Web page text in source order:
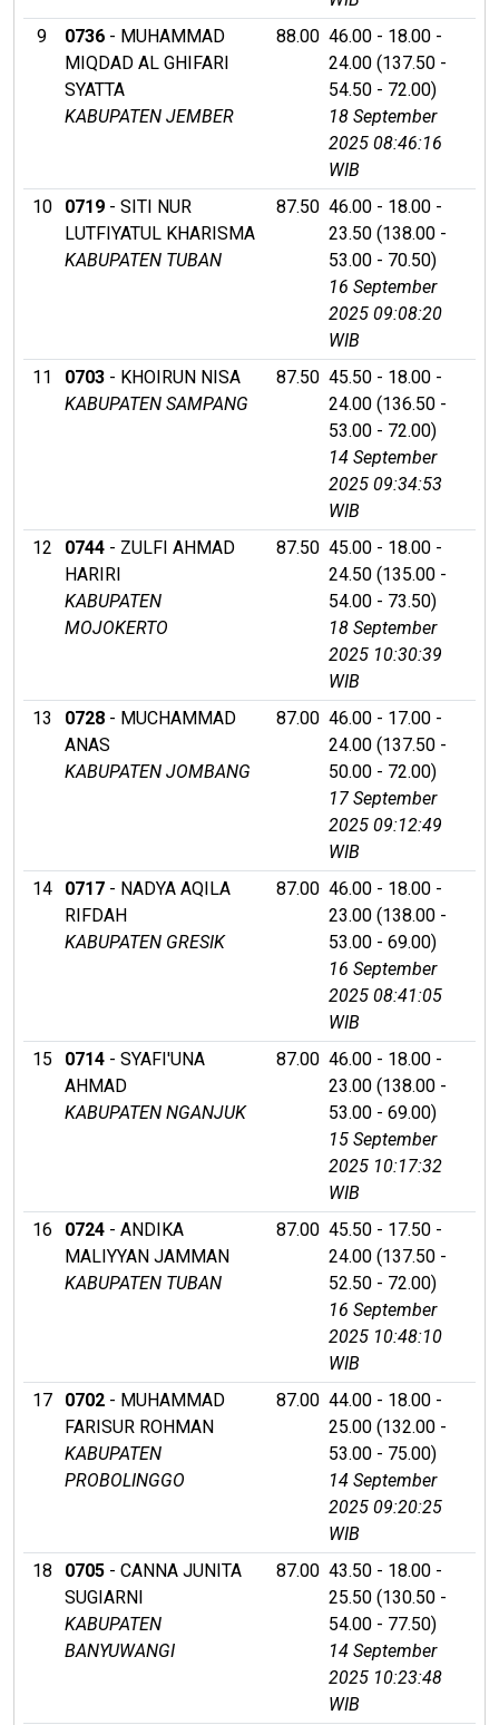
9
0736 - MUHAMMAD
MIQDAD AL GHIFARI
SYATTA
KABUPATEN JEMBER
88.00 46.00 - 18.00 -
24.00 (137.50 -
54.50 - 72.00)
18 September
2025 08:46:16
WIB
10
0719 - SITI NUR
LUTFIYATUL KHARISMA
KABUPATEN TUBAN
87.50 46.00 - 18.00 -
23.50 (138.00 -
53.00 - 70.50)
16 September
2025 09:08:20
WIB
11
0703 - KHOIRUN NISA
KABUPATEN SAMPANG
87.50 45.50 - 18.00 -
24.00 (136.50 -
53.00 - 72.00)
14 September
2025 09:34:53
WIB
12
0744 - ZULFI AHMAD
HARIRI
KABUPATEN
MOJOKERTO
87.50 45.00 - 18.00 -
24.50 (135.00 -
54.00 - 73.50)
18 September
2025 10:30:39
WIB
13
0728 - MUCHAMMAD
ANAS
KABUPATEN JOMBANG
87.00 46.00 - 17.00 -
24.00 (137.50 -
50.00 - 72.00)
17 September
2025 09:12:49
WIB
14
0717 - NADYA AQILA
RIFDAH
KABUPATEN GRESIK
87.00 46.00 - 18.00 -
23.00 (138.00 -
53.00 - 69.00)
16 September
2025 08:41:05
WIB
15
0714 - SYAFI'UNA
AHMAD
KABUPATEN NGANJUK
87.00 46.00 - 18.00 -
23.00 (138.00 -
53.00 - 69.00)
15 September
2025 10:17:32
WIB
16
0724 - ANDIKA
MALIYYAN JAMMAN
KABUPATEN TUBAN
87.00 45.50 - 17.50 -
24.00 (137.50 -
52.50 - 72.00)
16 September
2025 10:48:10
WIB
17
0702 - MUHAMMAD
FARISUR ROHMAN
KABUPATEN
PROBOLINGGO
87.00 44.00 - 18.00 -
25.00 (132.00 -
53.00 - 75.00)
14 September
2025 09:20:25
WIB
18
0705 - CANNA JUNITA
SUGIARNI
KABUPATEN
BANYUWANGI
87.00 43.50 - 18.00 -
25.50 (130.50 -
54.00 - 77.50)
14 September
2025 10:23:48
WIB